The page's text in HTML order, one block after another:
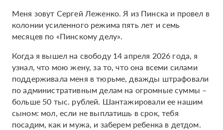
Меня зовут Сергей Леженко. Я из Пинска и провел в
колонии усиленного режима пять лет и семь
месяцев по «Пинскому делу».
Когда я вышел на свободу 14 апреля 2026 года, я
узнал, что мою жену, за то, что она всеми силами
поддерживала меня в тюрьме, дважды штрафовали
по административным делам на огромные суммы –
больше 50 тыс. рублей. Шантажировали ее нашим
сыном: мол, если не выплатишь в срок, тебя
посадим, как и мужа, и заберем ребенка в детдом.